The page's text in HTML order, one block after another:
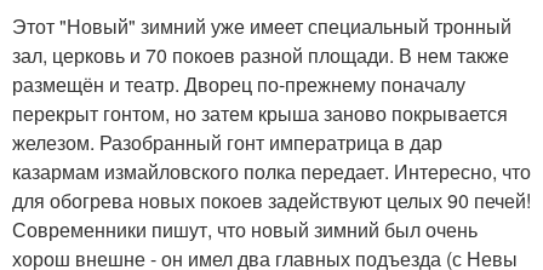
Этот "Новый" зимний уже имеет специальный тронный
зал, церковь и 70 покоев разной площади. В нем также
размещён и театр. Дворец по-прежнему поначалу
перекрыт гонтом, но затем крыша заново покрывается
железом. Разобранный гонт императрица в дар
казармам измайловского полка передает. Интересно, что
для обогрева новых покоев задействуют целых 90 печей!
Современники пишут, что новый зимний был очень
хорош внешне - он имел два главных подъезда (с Невы